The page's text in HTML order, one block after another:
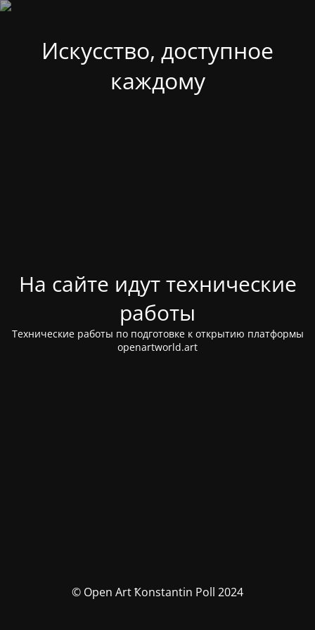
Искусство, доступное
каждому
На сайте идут технические
работы
Технические работы по подготовке к открытию платформы
openartworld.art
© Open Art Ҟonstantin Poll 2024